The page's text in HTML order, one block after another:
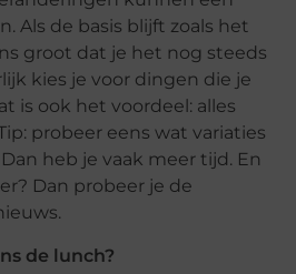
Als de basis blijft zoals het
groot dat je het nog steeds
kies je voor dingen die je
is ook het voordeel: alles
probeer eens wat variaties
heb je vaak meer tijd. En
Dan probeer je de
de lunch?